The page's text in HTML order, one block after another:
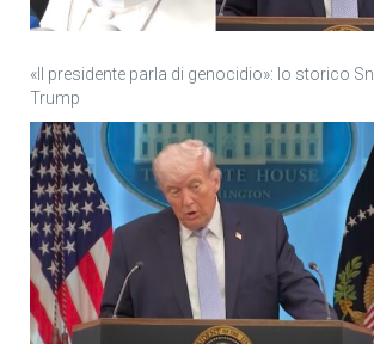
«Il presidente parla di genocidio»: lo storico
Trump